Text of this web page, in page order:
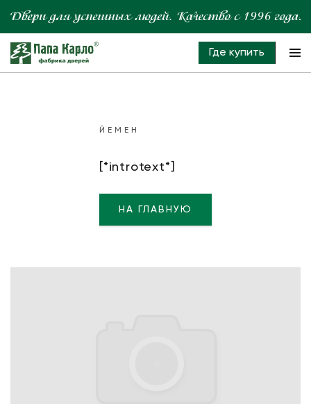
Где купить
ЙЕМЕН
[*introtext*]
НА ГЛАВНУЮ